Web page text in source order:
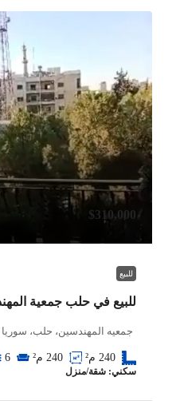
$310,000
للبيع
للبيع في حلب جمعية
جمعيه المهندسين، حلب، سوريا
240 م² 240 م² 6
سكني: شقة/منزل